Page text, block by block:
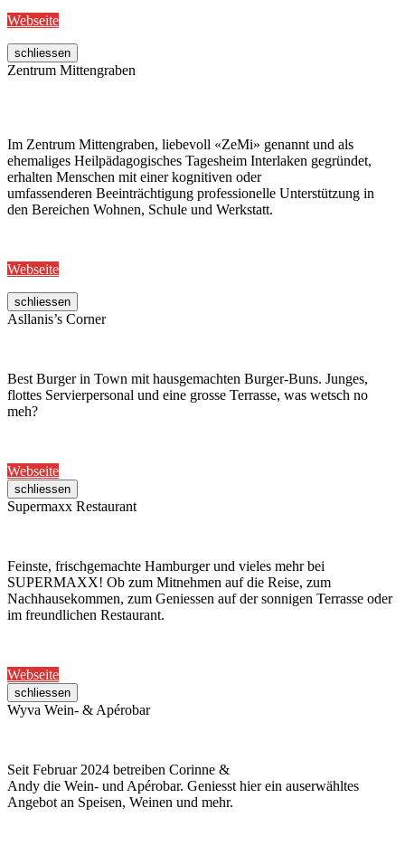
Webseite
schliessen
Zentrum Mittengraben
Im Zentrum Mittengraben, liebevoll «ZeMi» genannt und als
ehemaliges Heilpädagogisches Tagesheim Interlaken gegründet,
erhalten Menschen mit einer kognitiven oder
umfassenderen Beeinträchtigung professionelle Unterstützung in
den Bereichen Wohnen, Schule und Werkstatt.
Webseite
schliessen
Asllanis’s Corner
Best Burger in Town mit hausgemachten Burger-Buns. Junges,
flottes Servierpersonal und eine grosse Terrasse, was wetsch no
meh?
Webseite
schliessen
Supermaxx Restaurant
Feinste, frischgemachte Hamburger und vieles mehr bei
SUPERMAXX! Ob zum Mitnehmen auf die Reise, zum
Nachhausekommen, zum Geniessen auf der sonnigen Terrasse oder
im freundlichen Restaurant.
Webseite
schliessen
Wyva Wein- & Apérobar
Seit Februar 2024 betreiben Corinne &
Andy die Wein- und Apérobar. Geniesst hier ein auserwähltes
Angebot an Speisen, Weinen und mehr.